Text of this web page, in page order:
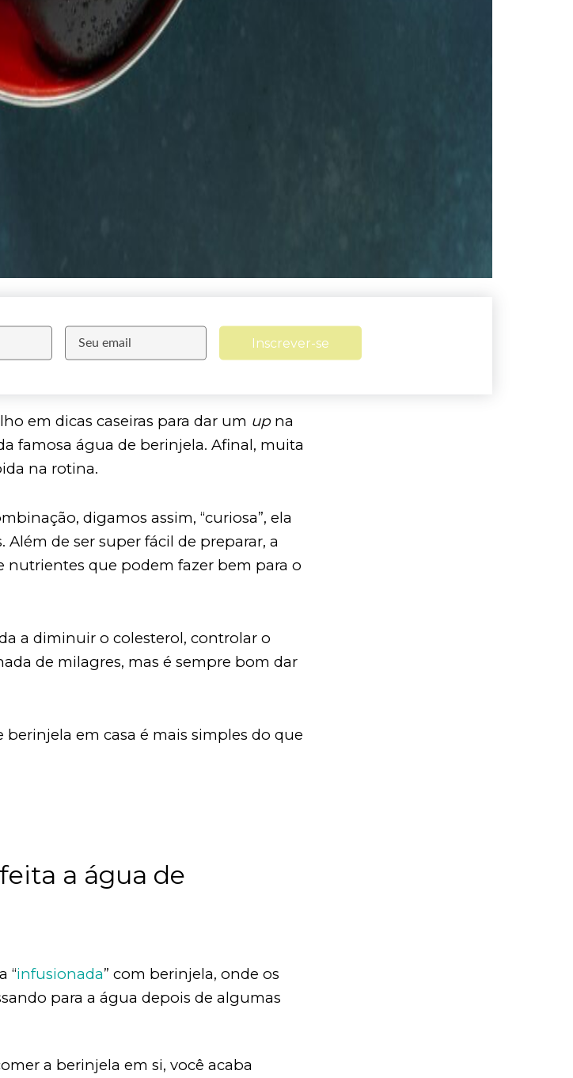
Inscrever-se
em dicas caseiras para dar um up na
famosa água de berinjela. Afinal, muita
na rotina.
digamos assim, “curiosa”, ela
de ser super fácil de preparar, a
nutrientes que podem fazer bem para o
a diminuir o colesterol, controlar o
de milagres, mas é sempre bom dar
em casa é mais simples do que
a água de
“infusionada” com berinjela, onde os
para a água depois de algumas
a berinjela em si, você acaba